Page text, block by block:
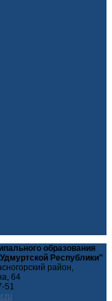
образования
Республики"
район,
64
51